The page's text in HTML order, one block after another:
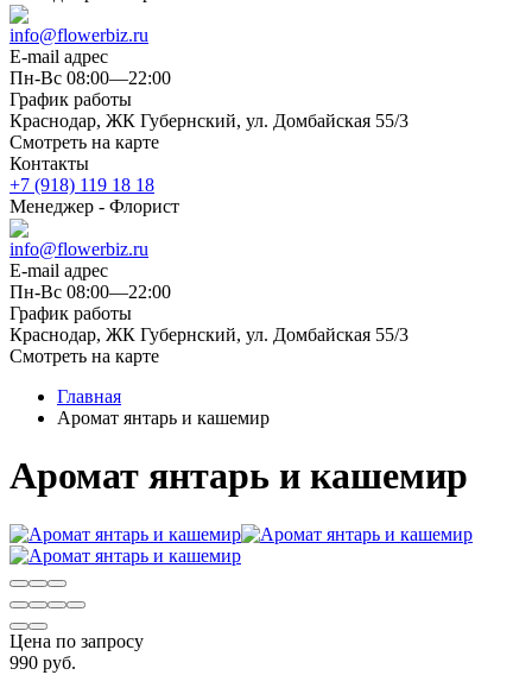
info@flowerbiz.ru
E-mail адрес
Пн-Вс 08:00—22:00
График работы
Краснодар, ЖК Губернский, ул. Домбайская 55/3
Смотреть на карте
Контакты
+7 (918) 119 18 18
Менеджер - Флорист
info@flowerbiz.ru
E-mail адрес
Пн-Вс 08:00—22:00
График работы
Краснодар, ЖК Губернский, ул. Домбайская 55/3
Смотреть на карте
Главная
Аромат янтарь и кашемир
Аромат янтарь и кашемир
Цена по запросу
990 руб.